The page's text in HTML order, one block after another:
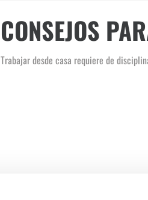
CONSEJOS
Trabajar desde casa requiere de